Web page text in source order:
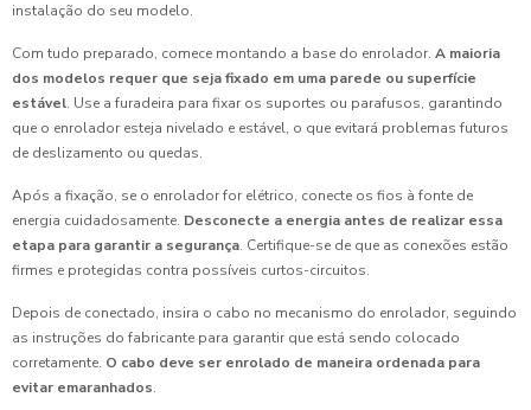
instalação do seu modelo.
Com tudo preparado, comece montando a base do enrolador. A maioria
dos modelos requer que seja fixado em uma parede ou superfície
estável. Use a furadeira para fixar os suportes ou parafusos, garantindo
que o enrolador esteja nivelado e estável, o que evitará problemas futuros
de deslizamento ou quedas.
Após a fixação, se o enrolador for elétrico, conecte os fios à fonte de
energia cuidadosamente. Desconecte a energia antes de realizar essa
etapa para garantir a segurança. Certifique-se de que as conexões estão
firmes e protegidas contra possíveis curtos-circuitos.
Depois de conectado, insira o cabo no mecanismo do enrolador, seguindo
as instruções do fabricante para garantir que está sendo colocado
corretamente. O cabo deve ser enrolado de maneira ordenada para
evitar emaranhados.